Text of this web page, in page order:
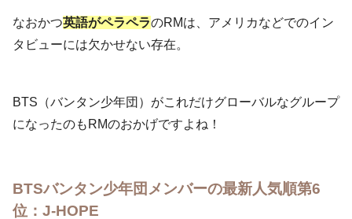
なおかつ英語がペラペラのRMは、アメリカなどでのイン
タビューには欠かせない存在。
BTS（バンタン少年団）がこれだけグローバルなグループ
になったのもRMのおかげですよね！
BTSバンタン少年団メンバーの最新人気順第6
位：J-HOPE